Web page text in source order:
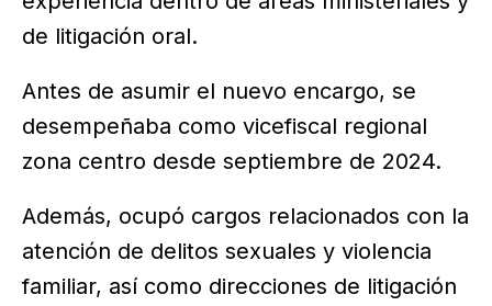
de litigación oral.
Antes de asumir el nuevo encargo, se
desempeñaba como vicefiscal regional
zona centro desde septiembre de 2024.
Además, ocupó cargos relacionados con la
atención de delitos sexuales y violencia
familiar, así como direcciones de litigación